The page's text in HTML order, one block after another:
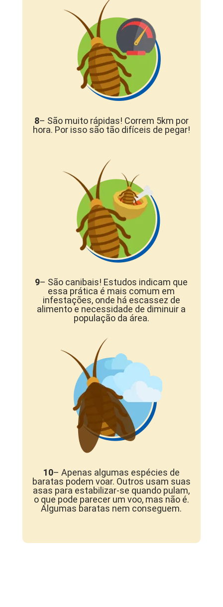
8– São muito rápidas! Correm 5km por
hora. Por isso são tão difíceis de pegar!
9– São canibais! Estudos indicam que
essa prática é mais comum em
infestações, onde há escassez de
alimento e necessidade de diminuir a
população da área.
10– Apenas algumas espécies de
baratas podem voar. Outros usam suas
asas para estabilizar-se quando pulam,
o que pode parecer um voo, mas não é.
Algumas baratas nem conseguem.